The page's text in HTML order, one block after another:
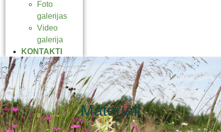
Foto
galerijas
Video
galerija
KONTAKTI
Materiāli